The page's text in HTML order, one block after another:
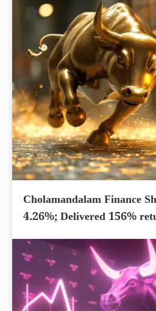
Cholamandalam Finance
4.26%; Delivered 156%